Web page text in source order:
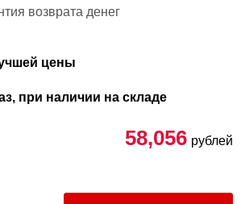
возврата денег
цены
при наличии на складе
58,056 рублей